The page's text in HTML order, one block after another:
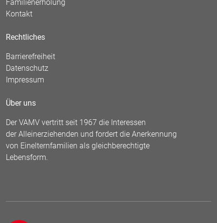
Familienerholung
Kontakt
Rechtliches
Barrierefreiheit
Datenschutz
Impressum
Über uns
Der VAMV vertritt seit 1967 die Interessen
der Alleinerziehenden und fordert die Anerkennung
von Einelternfamilien als gleichberechtigte
Lebensform.